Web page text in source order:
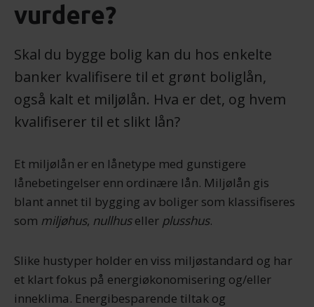
vurdere?
Skal du bygge bolig kan du hos enkelte
banker kvalifisere til et grønt boliglån,
også kalt et miljølån. Hva er det, og hvem
kvalifiserer til et slikt lån?
Et miljølån er en lånetype med gunstigere
lånebetingelser enn ordinære lån. Miljølån gis
blant annet til bygging av boliger som klassifiseres
som miljøhus, nullhuseller plusshus.
Slike hustyper holder en viss miljøstandard og har
et klart fokus på energiøkonomisering og/eller
inneklima. Energibesparende tiltak og